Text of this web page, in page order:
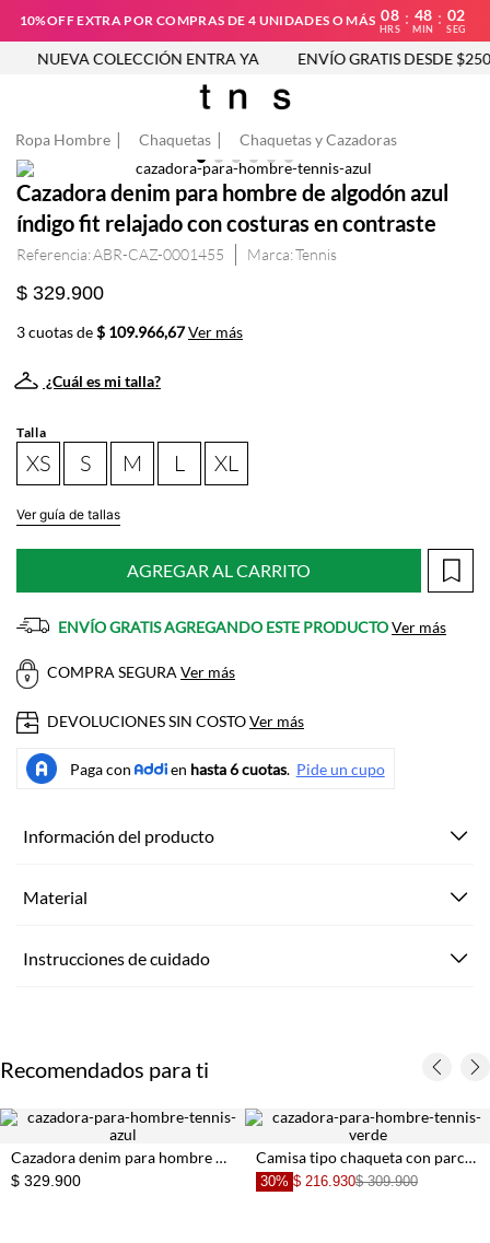
10%OFF EXTRA POR COMPRAS DE 4 UNIDADES O MÁS 08
HRS
: 48
MIN
: 01
SEG
NUEVA COLECCIÓN ENTRA YA ENVÍO GRATIS DESDE
Ropa Hombre Chaquetas Chaquetas y Cazadoras
Cazadora denim para hombre de algodón azul
índigo fit relajado con costuras en contraste
Referencia:ABR-CAZ-0001455 Tennis
$ 329.900
3 cuotas de$ 109.966,67Ver más
¿Cuál es mi talla?
Talla
XS S M L XL
Ver guía de tallas
AGREGAR AL CARRITO
ENVÍO GRATIS AGREGANDO ESTE PRODUCTOVer más
COMPRA SEGURA Ver más
DEVOLUCIONES SIN COSTOVer más
Información del producto
Material
Instrucciones de cuidado
Recomendados para ti
Cazadora denim para hombre de algodón azul índigo fit relajado con costuras en contraste
$ 329.900
Camisa tipo chaqueta con parche para hombre
30% $ 216.930$ 309.900